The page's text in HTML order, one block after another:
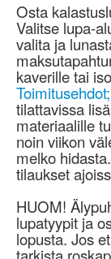
Osta
Valitse lupa-
valita ja
kaverille tai
tilattavissa
materiaalille
noin viikon
melko
tilaukset
HUOM!
lupatyypit ja
lopusta. Jos